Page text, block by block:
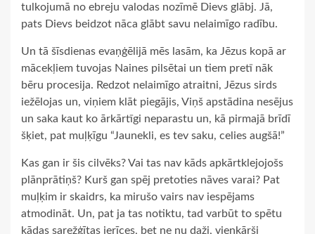
tulkojumā no ebreju valodas nozīmē Dievs glābj. Jā,
pats Dievs beidzot nāca glābt savu nelaimīgo radību.
Un tā šīsdienas evaņģēlijā mēs lasām, ka Jēzus kopā ar
mācekļiem tuvojas Naines pilsētai un tiem pretī nāk
bēru procesija. Redzot nelaimīgo atraitni, Jēzus sirds
iežēlojas un, viņiem klāt piegājis, Viņš apstādina nesējus
un saka kaut ko ārkārtīgi neparastu un, kā pirmajā brīdī
šķiet, pat muļķīgu “Jaunekli, es tev saku, celies augšā!”
Kas gan ir šis cilvēks? Vai tas nav kāds apkārtklejojošs
plānprātiņš? Kurš gan spēj pretoties nāves varai? Pat
muļķim ir skaidrs, ka mirušo vairs nav iespējams
atmodināt. Un, pat ja tas notiktu, tad varbūt to spētu
kādas sarežģītas ierīces, bet ne nu daži, vienkārši